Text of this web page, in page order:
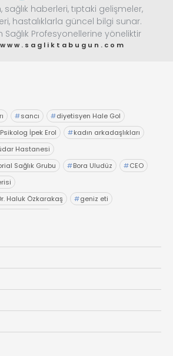
sağlık haberleri, tıptaki gelişmeler,
hastalıklarla güncel bilgi sunar.
Sağlık Profesyonellerine yöneliktir
#sancı #diyetisyen Hale Gol
İpek Erol #kadın arkadaşlıkları
Hastanesi
Sağlık Grubu #Bora Uludüz #CEO
Haluk Özkarakaş #geniz eti
HastanesiHaleon Türkiye
Sağlam Balaban #Kristin Aslaner Aras